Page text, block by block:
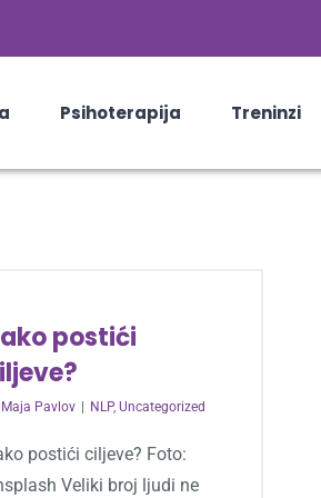
Psihoterapija Treninzi
postići
Maja Pavlov NLP,Uncategorized
postići ciljeve? Foto:
Veliki broj ljudi ne